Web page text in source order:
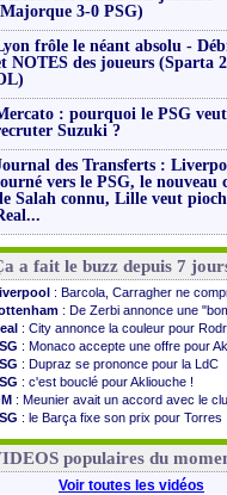
3-0 PSG)
frôle le néant absolu -
NOTES des joueurs (Sparta
: pourquoi le PSG veut
Suzuki ?
des Transferts :
vers le PSG, le nouveau
Salah connu, Lille veut
a fait le buzz depuis 7
: Barcola, Carragher ne
: De Zerbi annonce une
: City annonce la couleur pour
: Monaco accepte une offre pour
: Dupraz se prononce pour la LdC
: c'est bouclé pour Akliouche !
: Meunier avait un accord avec le
: le Barça fixe son prix pour Torres
: Infantino sollicite Trump
populaires du
Voir toutes les vidéos